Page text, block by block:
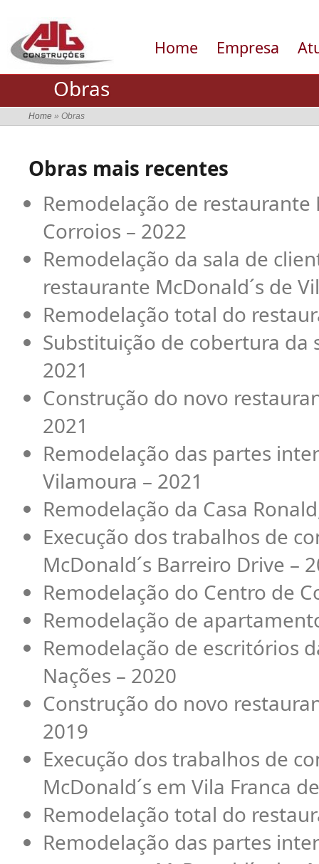
Home Empresa
Obras
Home » Obras
Obras mais recentes
Remodelação de restaurante
Corroios – 2022
Remodelação da sala de
restaurante McDonald´s de
Remodelação total do
Substituição de cobertura da
2021
Construção do novo
2021
Remodelação das partes
Vilamoura – 2021
Remodelação da Casa
Execução dos trabalhos de
McDonald´s Barreiro Drive –
Remodelação do Centro de
Remodelação de
Remodelação de escritórios
Nações – 2020
Construção do novo
2019
Execução dos trabalhos de
McDonald´s em Vila Franca
Remodelação total do
Remodelação das partes